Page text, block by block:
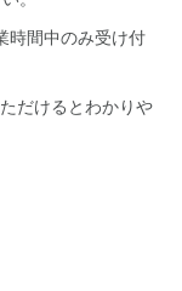
時間中のみ受け付
だけるとわかりや